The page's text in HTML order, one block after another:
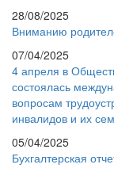
28/08/2025
Вниманию
07/04/2025
4 апреля в
состоялась
вопросам
инвалидов и их
05/04/2025
Бухгалтерская